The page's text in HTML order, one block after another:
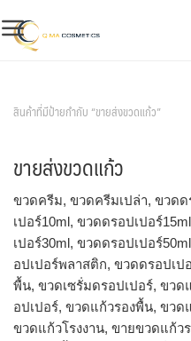
to
content
สินค้าที่มีป้ายกำกับ “ขายส่งขวดแก้ว”
ขายส่งขวดแก้ว
ขวดครีม, ขวดครีมเปล่า, ขวด
เปอร์10ml, ขวดดรอปเปอร์
เปอร์30ml, ขวดดรอปเปอร์
อปเปอร์พลาสติก, ขวดดรอปเ
พื้น, ขวดเซรั่มดรอปเปอร์, ขว
อปเปอร์, ขวดแก้วรองพื้น, ขวด
ขวดแก้วโรงงาน, ขายขวดแก้ว